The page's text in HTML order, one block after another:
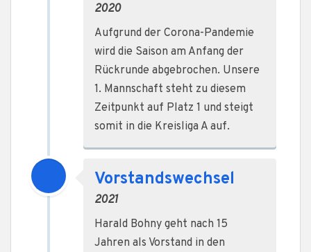
2020
Aufgrund der Corona-Pandemie
wird die Saison am Anfang der
Rückrunde abgebrochen. Unsere
1. Mannschaft steht zu diesem
Zeitpunkt auf Platz 1 und steigt
somit in die Kreisliga A auf.
Vorstandswechsel
2021
Harald Bohny geht nach 15
Jahren als Vorstand in den